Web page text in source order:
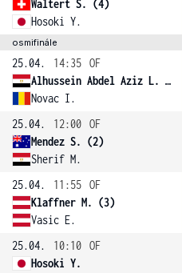
Waltert S. (4)
Hosoki Y.
osmifinále
25.04. 14:35 OF
Alhussein Abdel Aziz L. (8)
Novac I.
25.04.
12:00 OF
Mendez S. (2)
Sherif M.
25.04.
11:55 OF
Klaffner M. (3)
Vasic E.
25.04.
10:10 OF
Hosoki Y.